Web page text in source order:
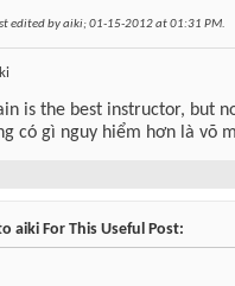
edited by aiki; 01-15-2012 at01:31 PM.
is the best instructor, but
có gì nguy hiểm hơn là võ
aiki For This Useful Post: